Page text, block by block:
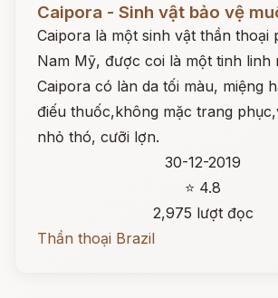
Caipora - Sinh vật bảo vệ
Caipora là một sinh vật thần thoại
Nam Mỹ, được coi là một tinh linh
Caipora có làn da tối màu, miệng
điếu thuốc,không mặc trang
nhỏ thó, cưỡi lợn.
30-12-2019
⭐ 4.8
2,975 lượt đọc
Thần thoại Brazil